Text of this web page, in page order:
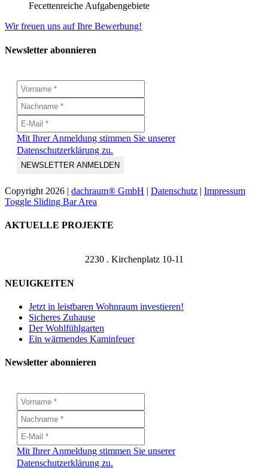
Fecettenreiche Aufgabengebiete
Wir freuen uns auf Ihre Bewerbung!
Newsletter abonnieren
Mit Ihrer Anmeldung stimmen Sie unserer
Datenschutzerklärung zu.
Copyright 2026 | dachraum® GmbH | Datenschutz | Impressum
Toggle Sliding Bar Area
AKTUELLE PROJEKTE
2230 . Kirchenplatz 10-11
NEUIGKEITEN
Jetzt in leistbaren Wohnraum investieren!
Sicheres Zuhause
Der Wohlfühlgarten
Ein wärmendes Kaminfeuer
Newsletter abonnieren
Mit Ihrer Anmeldung stimmen Sie unserer
Datenschutzerklärung zu.